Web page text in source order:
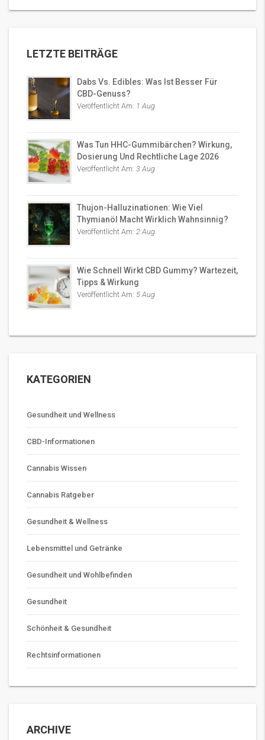
LETZTE BEITRÄGE
Dabs Vs. Edibles: Was Ist Besser Für
CBD-Genuss?
Veröffentlicht Am: 1 Aug
Was Tun HHC-Gummibärchen? Wirkung,
Dosierung Und Rechtliche Lage 2026
Veröffentlicht Am: 3 Aug
Thujon-Halluzinationen: Wie Viel
Thymianöl Macht Wirklich Wahnsinnig?
Veröffentlicht Am: 2 Aug
Wie Schnell Wirkt CBD Gummy? Wartezeit,
Tipps & Wirkung
Veröffentlicht Am: 5 Aug
KATEGORIEN
Gesundheit und Wellness
CBD-Informationen
Cannabis Wissen
Cannabis Ratgeber
Gesundheit & Wellness
Lebensmittel und Getränke
Gesundheit und Wohlbefinden
Gesundheit
Schönheit & Gesundheit
Rechtsinformationen
ARCHIVE